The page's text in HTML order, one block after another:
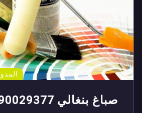
صباغ بنغالي 90029377